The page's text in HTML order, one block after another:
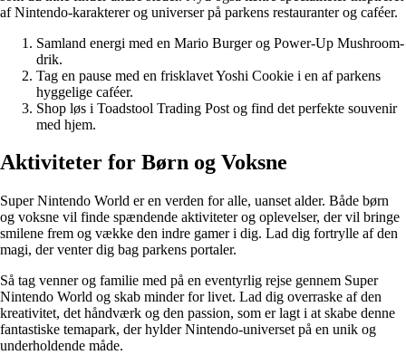
af Nintendo-karakterer og universer på parkens restauranter og caféer.
Samland energi med en Mario Burger og Power-Up Mushroom-
drik.
Tag en pause med en frisklavet Yoshi Cookie i en af parkens
hyggelige caféer.
Shop løs i Toadstool Trading Post og find det perfekte souvenir
med hjem.
Aktiviteter for Børn og Voksne
Super Nintendo World er en verden for alle, uanset alder. Både børn
og voksne vil finde spændende aktiviteter og oplevelser, der vil bringe
smilene frem og vække den indre gamer i dig. Lad dig fortrylle af den
magi, der venter dig bag parkens portaler.
Så tag venner og familie med på en eventyrlig rejse gennem Super
Nintendo World og skab minder for livet. Lad dig overraske af den
kreativitet, det håndværk og den passion, som er lagt i at skabe denne
fantastiske temapark, der hylder Nintendo-universet på en unik og
underholdende måde.